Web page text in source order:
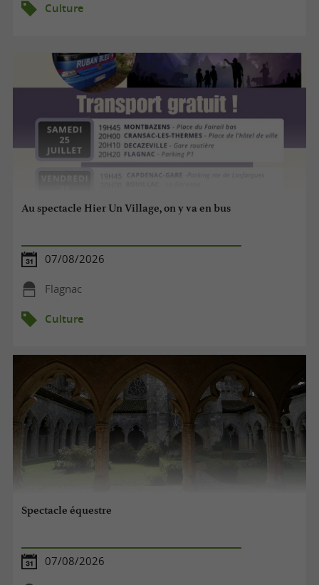
Culture
Au spectacle Hier Un Village, on y va en bus
07/08/2026
Flagnac
Culture
Spectacle équestre
07/08/2026